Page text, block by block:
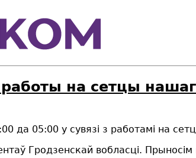
на сетцы
:00 да 05:00 у сувязі з работамi на
ў Гродзенскай вобласці.